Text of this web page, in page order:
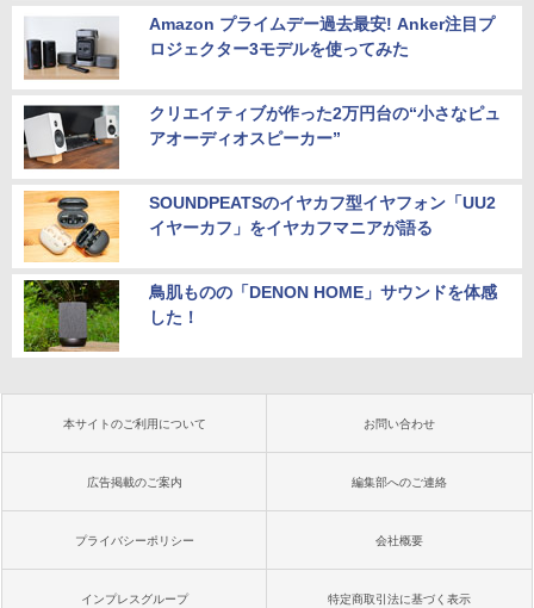
Amazon プライムデー過去最安! Anker注目プ
ロジェクター3モデルを使ってみた
クリエイティブが作った2万円台の“小さなピュ
アオーディオスピーカー”
SOUNDPEATSのイヤカフ型イヤフォン「UU2
イヤーカフ」をイヤカフマニアが語る
鳥肌ものの「DENON HOME」サウンドを体感
した！
本サイトのご利用について お問い合わせ
広告掲載のご案内 編集部へのご連絡
プライバシーポリシー 会社概要
インプレスグループ 特定商取引法に基づく表示